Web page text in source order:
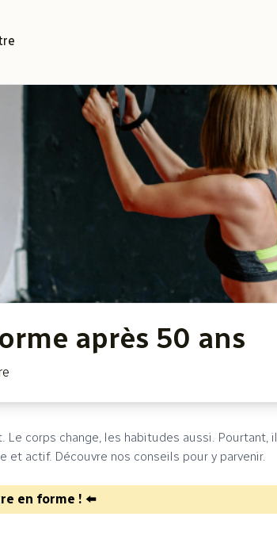
après 50 ans
Le corps change, les habitudes aussi. Pourtant, il
actif. Découvre nos conseils pour y parvenir.
en forme ! ⬅️